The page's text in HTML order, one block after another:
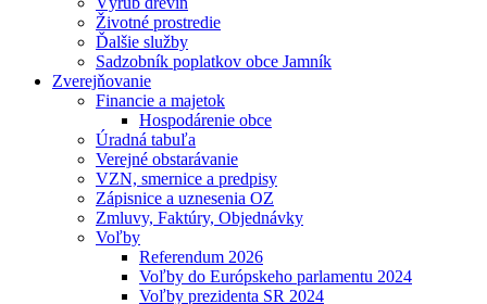
Životné prostredie
Ďalšie služby
Sadzobník poplatkov obce Jamník
Zverejňovanie
Financie a majetok
Hospodárenie obce
Úradná tabuľa
Verejné obstarávanie
VZN, smernice a predpisy
Zápisnice a uznesenia OZ
Zmluvy, Faktúry, Objednávky
Voľby
Referendum 2026
Voľby do Európskeho parlamentu 2024
Voľby prezidenta SR 2024